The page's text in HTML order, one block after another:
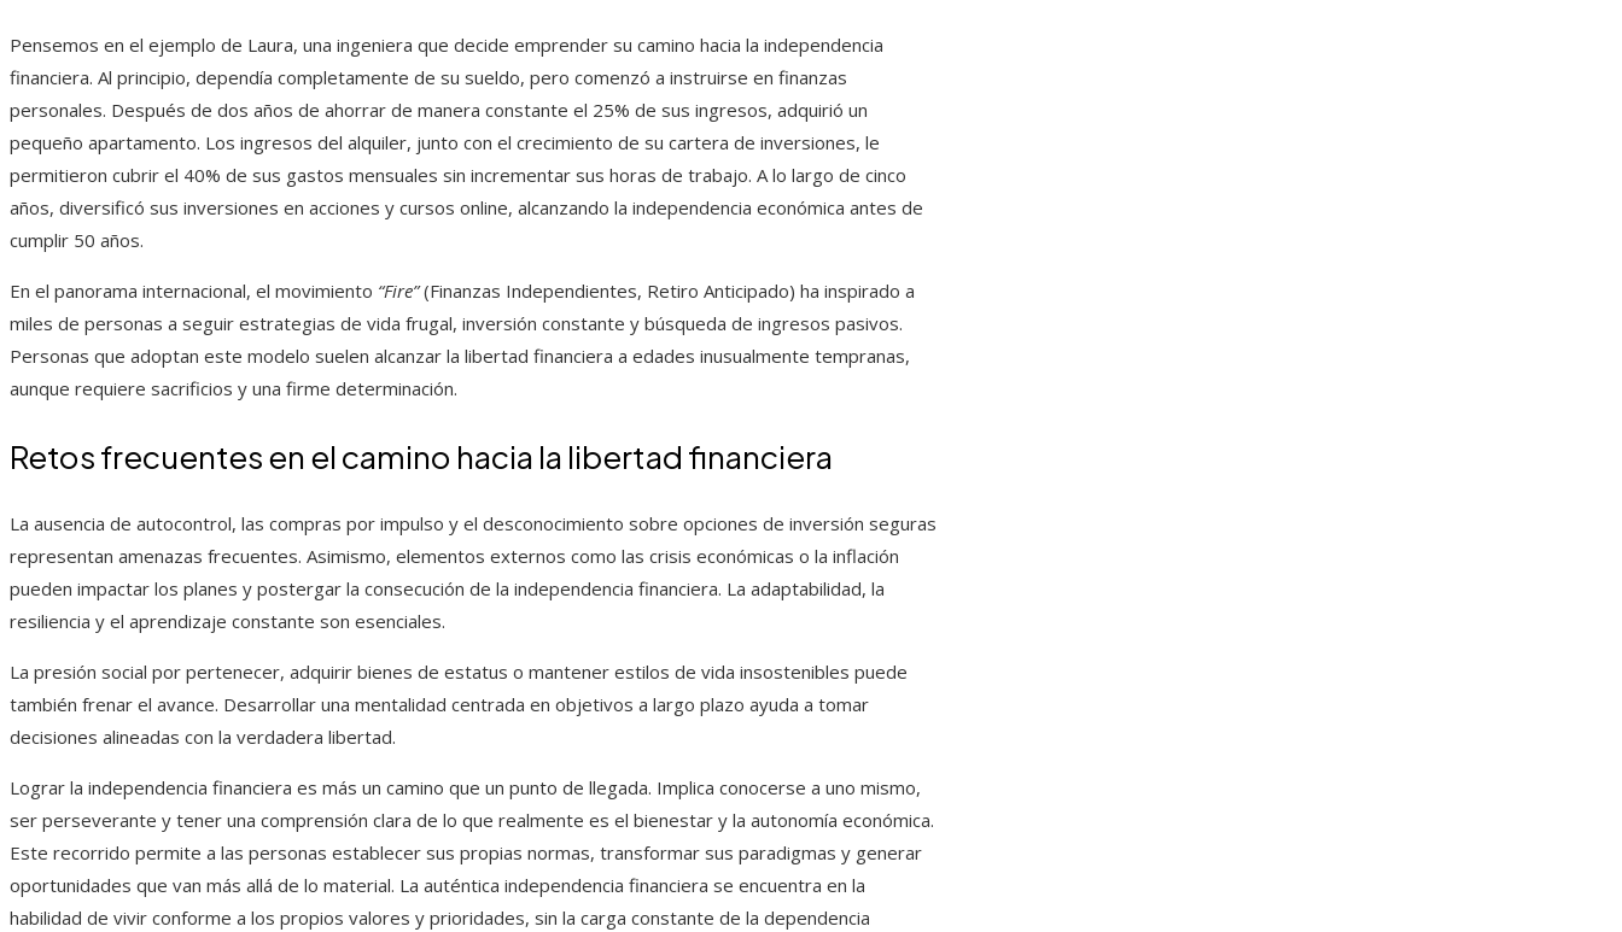
Pensemos en el ejemplo de Laura, una ingeniera que decide emprender su camino hacia la independencia
financiera. Al principio, dependía completamente de su sueldo, pero comenzó a instruirse en finanzas
personales. Después de dos años de ahorrar de manera constante el 25% de sus ingresos, adquirió un
pequeño apartamento. Los ingresos del alquiler, junto con el crecimiento de su cartera de inversiones, le
permitieron cubrir el 40% de sus gastos mensuales sin incrementar sus horas de trabajo. A lo largo de cinco
años, diversificó sus inversiones en acciones y cursos online, alcanzando la independencia económica antes de
cumplir 50 años.
En el panorama internacional, el movimiento “Fire”(Finanzas Independientes, Retiro Anticipado) ha inspirado a
miles de personas a seguir estrategias de vida frugal, inversión constante y búsqueda de ingresos pasivos.
Personas que adoptan este modelo suelen alcanzar la libertad financiera a edades inusualmente tempranas,
aunque requiere sacrificios y una firme determinación.
Retos frecuentes en el camino hacia la libertad financiera
La ausencia de autocontrol, las compras por impulso y el desconocimiento sobre opciones de inversión seguras
representan amenazas frecuentes. Asimismo, elementos externos como las crisis económicas o la inflación
pueden impactar los planes y postergar la consecución de la independencia financiera. La adaptabilidad, la
resiliencia y el aprendizaje constante son esenciales.
La presión social por pertenecer, adquirir bienes de estatus o mantener estilos de vida insostenibles puede
también frenar el avance. Desarrollar una mentalidad centrada en objetivos a largo plazo ayuda a tomar
decisiones alineadas con la verdadera libertad.
Lograr la independencia financiera es más un camino que un punto de llegada. Implica conocerse a uno mismo,
ser perseverante y tener una comprensión clara de lo que realmente es el bienestar y la autonomía económica.
Este recorrido permite a las personas establecer sus propias normas, transformar sus paradigmas y generar
oportunidades que van más allá de lo material. La auténtica independencia financiera se encuentra en la
habilidad de vivir conforme a los propios valores y prioridades, sin la carga constante de la dependencia